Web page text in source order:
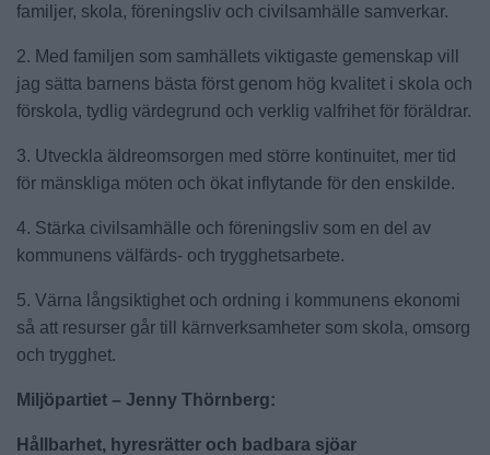
familjer, skola, föreningsliv och civilsamhälle samverkar.
2. Med familjen som samhällets viktigaste gemenskap vill
jag sätta barnens bästa först genom hög kvalitet i skola och
förskola, tydlig värdegrund och verklig valfrihet för föräldrar.
3. Utveckla äldreomsorgen med större kontinuitet, mer tid
för mänskliga möten och ökat inflytande för den enskilde.
4. Stärka civilsamhälle och föreningsliv som en del av
kommunens välfärds- och trygghetsarbete.
5. Värna långsiktighet och ordning i kommunens ekonomi
så att resurser går till kärnverksamheter som skola, omsorg
och trygghet.
Miljöpartiet – Jenny Thörnberg:
Hållbarhet, hyresrätter och badbara sjöar